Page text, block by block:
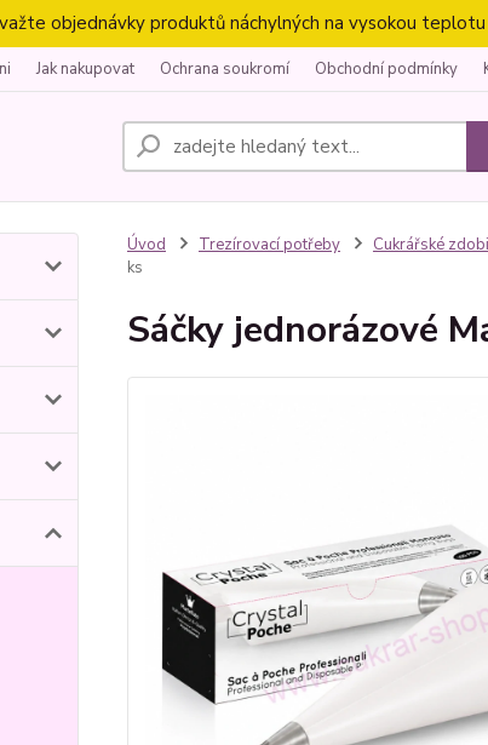
objednávky produktů náchylných na vysokou
Jak nakupovat Ochrana soukromí Obchodní podmínky
Úvod Trezírovací potřeby Cukrářské
ks
Sáčky jednorázové